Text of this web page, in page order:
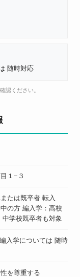
随時対応
認ください。
１−３
たは既卒者 転入
の方 編入学：高校
学校既卒者も対象
入学については 随時
を尊重する